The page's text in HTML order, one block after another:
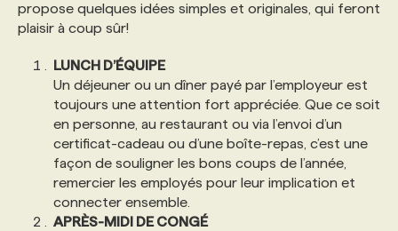
PRIX ET DISTINCTIONS
TENDANCES
GEO/SEO
ÉVÉNEMENTIEL
NOS AUTEUR‧RICES
FAQ
ANNONCEZ AVEC NOUS
FORMATIONS PERSONNALISÉES
NOS FORMATEUR‧RICES
POURQUOI CHOISIR NOS FORMATIONS
NOS TARIFS
NOS TARIFS
NOS EXPERTISES
FAQ
ANNONCEZ AVEC NOUS
propose quelques idées simples et originales, qui feront
plaisir à coup sûr!
LUNCH D’ÉQUIPE
Un déjeuner ou un dîner payé par l’employeur est
toujours une attention fort appréciée. Que ce soit
en personne, au restaurant ou via l’envoi d’un
certificat-cadeau ou d’une boîte-repas, c’est une
façon de souligner les bons coups de l’année,
remercier les employés pour leur implication et
connecter ensemble.
APRÈS-MIDI DE CONGÉ